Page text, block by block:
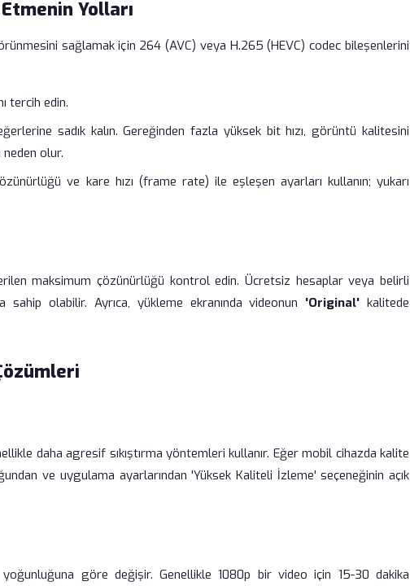
Yolları
sağlamak için 264 (AVC) veya H.265 (HEVC) codec bileşenlerini
tercih edin.
sadık kalın. Gereğinden fazla yüksek bit hızı, görüntü kalitesini
neden olur.
ve kare hızı (frame rate) ile eşleşen ayarları kullanın; yukarı
maksimum çözünürlüğü kontrol edin. Ücretsiz hesaplar veya belirli
olabilir. Ayrıca, yükleme ekranında videonun 'Original' kalitede
daha agresif sıkıştırma yöntemleri kullanır. Eğer mobil cihazda kalite
ve uygulama ayarlarından 'Yüksek Kaliteli İzleme' seçeneğinin açık
göre değişir. Genellikle 1080p bir video için 15-30 dakika